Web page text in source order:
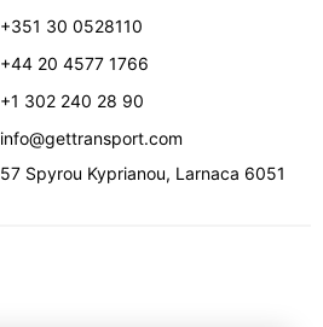
+351 30 0528110
+44 20 4577 1766
+1 302 240 28 90
info@gettransport.com
57 Spyrou Kyprianou, Larnaca 6051